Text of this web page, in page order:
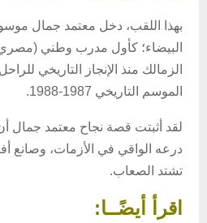
بهذا اللقب، دخل معتمد جمال
البيضاء؛ كأول مدرب وطني
الزمالك منذ الإنجاز التاريخي
الموسم التاريخي 1987-1988.
لقد أثبتت قصة نجاح معتمد جمال أن
درعه الواقي في الأزمات، وصانع
تشتد الصعاب.
اقرأ أيضًــا: